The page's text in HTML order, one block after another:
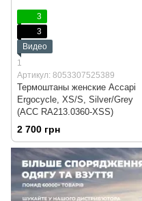
3
3
Видео
1
Артикул: 8053307525389
Термоштаны женские Accapi
Ergocycle, XS/S, Silver/Grey
(ACC RА213.0360-XSS)
2 700 грн